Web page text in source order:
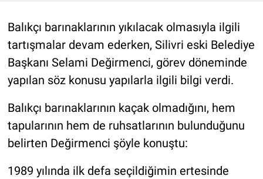
Balıkçı barınaklarının yıkılacak olmasıyla ilgili
tartışmalar devam ederken, Silivri eski Belediye
Başkanı Selami Değirmenci, görev döneminde
yapılan söz konusu yapılarla ilgili bilgi verdi.
Balıkçı barınaklarının kaçak olmadığını, hem
tapularının hem de ruhsatlarının bulunduğunu
belirten Değirmenci şöyle konuştu:
1989 yılında ilk defa seçildiğimin ertesinde